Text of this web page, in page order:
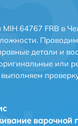
64767 FRB в
детали и
или
варочной